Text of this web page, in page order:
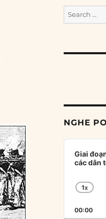
Search
for:
NGHE
Audio
Player
Giai
các dân
RATE
1X
00:00